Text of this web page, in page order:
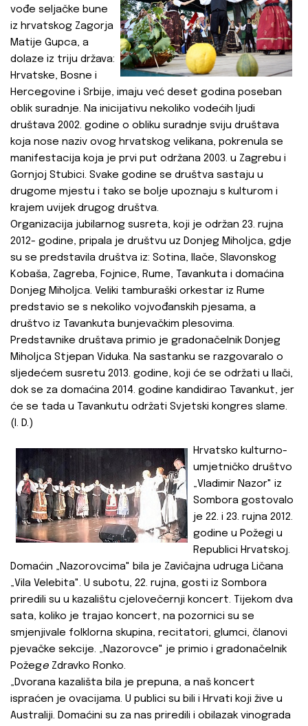
vođe seljačke bune
iz hrvatskog Zagorja
Matije Gupca, a
dolaze iz triju država:
Hrvatske, Bosne i
Hercegovine i Srbije, imaju već deset godina poseban
oblik suradnje. Na inicijativu nekoliko vodećih ljudi
društava 2002. godine o obliku suradnje sviju društava
koja nose naziv ovog hrvatskog velikana, pokrenula se
manifestacija koja je prvi put održana 2003. u Zagrebu i
Gornjoj Stubici. Svake godine se društva sastaju u
drugome mjestu i tako se bolje upoznaju s kulturom i
krajem uvijek drugog društva.
Organizacija jubilarnog susreta, koji je održan 23. rujna
2012- godine, pripala je društvu uz Donjeg Miholjca, gdje
su se predstavila društva iz: Sotina, Ilače, Slavonskog
Kobaša, Zagreba, Fojnice, Rume, Tavankuta i domaćina
Donjeg Miholjca. Veliki tamburaški orkestar iz Rume
predstavio se s nekoliko vojvođanskih pjesama, a
društvo iz Tavankuta bunjevačkim plesovima.
Predstavnike društava primio je gradonačelnik Donjeg
Miholjca Stjepan Viduka. Na sastanku se razgovaralo o
sljedećem susretu 2013. godine, koji će se održati u Ilači,
dok se za domaćina 2014. godine kandidirao Tavankut, jer
će se tada u Tavankutu održati Svjetski kongres slame.
(I. D.)
Hrvatsko kulturno-
umjetničko društvo
„Vladimir Nazor" iz
Sombora gostovalo
je 22. i 23. rujna 2012.
godine u Požegi u
Republici Hrvatskoj.
Domaćin „Nazorovcima" bila je Zavičajna udruga Ličana
„Vila Velebita". U subotu, 22. rujna, gosti iz Sombora
priredili su u kazalištu cjelovečernji koncert. Tijekom dva
sata, koliko je trajao koncert, na pozornici su se
smjenjivale folklorna skupina, recitatori, glumci, članovi
pjevačke sekcije. „Nazorovce" je primio i gradonačelnik
Požege Zdravko Ronko.
„Dvorana kazališta bila je prepuna, a naš koncert
ispraćen je ovacijama. U publici su bili i Hrvati koji žive u
Australiji. Domaćini su za nas priredili i obilazak vinograda